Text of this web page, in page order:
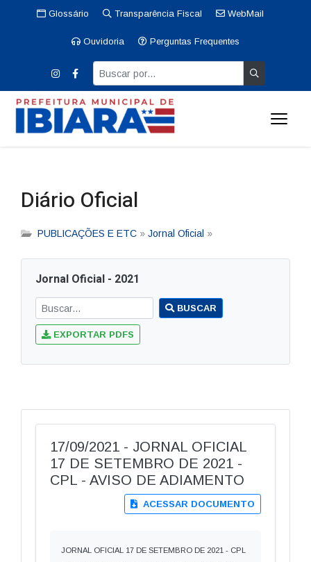
Glossário Transparência Fiscal WebMail
Ouvidoria Perguntas Frequentes
Diário Oficial
PUBLICAÇÕES E ETC » Jornal Oficial »
Jornal Oficial - 2021
BUSCAR
EXPORTAR PDFS
17/09/2021 - JORNAL OFICIAL
17 DE SETEMBRO DE 2021 -
CPL - AVISO DE ADIAMENTO
ACESSAR DOCUMENTO
JORNAL OFICIAL 17 DE SETEMBRO DE 2021 - CPL